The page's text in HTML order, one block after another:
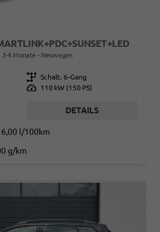
3-4 Monate Neuwagen
Getriebe Schalt. 6-Gang
Leistung 110 kW (150 PS)
DETAILS
6,00 l/100km
g/km